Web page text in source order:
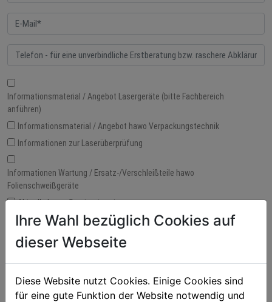
Informationsmaterial / Angebot Lasergeräte (bitte Fachbereich
anführen)
Informationsmaterial / Angebot hawo Verpackungstechnik
Informationen zur Laserüberprüfung
Informationen Wartung / Ersatz-/Verschleißteile hawo
Folienschweißgeräte
Aktuelle Laser-Seminartermine
Informationen zur Validierung (Bereich Verpackungstechnik)
Besuch AußendienstmitarbeiterIn
Ihre Wahl bezüglich Cookies auf
dieser Webseite
Diese Website nutzt Cookies. Einige Cookies sind
für eine gute Funktion der Website notwendig und